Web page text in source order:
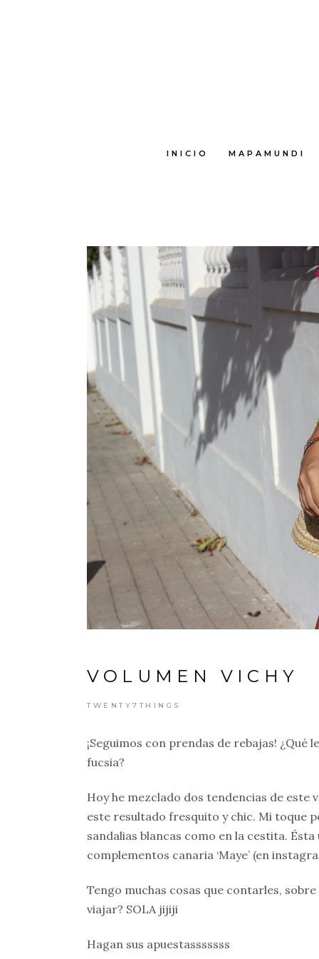
INICIO MAPAMUNDI
VOLUMEN VICHY
TWENTY7THINGS
¡Seguimos con prendas de rebajas!
fucsia?
Hoy he mezclado dos tendencias de este
este resultado fresquito y chic. Mi toque
sandalias blancas como en la cestita.
complementos canaria ‘Maye’ (en
Tengo muchas cosas que contarles,
viajar? SOLA jijiji
Hagan sus apuestasssssss